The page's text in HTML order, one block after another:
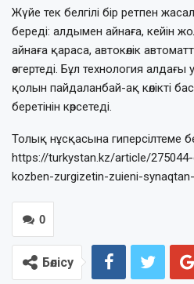
Жүйе тек белгілі бір ретпен
береді: алдымен айнаға, кейін
айнаға қараса, автокөлік
өзгертеді. Бұл технология алдағы
қолын пайдаланбай-ақ көлікті
беретінін көрсетеді.
Толық нұсқасына гиперсілтеме
https://turkystan.kz/article/
kozben-zurgizetin-zuieni-
0
Бөлісу